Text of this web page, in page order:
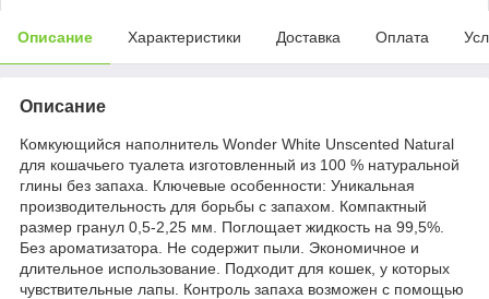
Описание Характеристики Доставка Оплата
Описание
Комкующийся наполнитель Wonder White Unscented Natural
для кошачьего туалета изготовленный из 100 % натуральной
глины без запаха. Ключевые особенности: Уникальная
производительность для борьбы с запахом. Компактный
размер гранул 0,5-2,25 мм. Поглощает жидкость на 99,5%.
Без ароматизатора. Не содержит пыли. Экономичное и
длительное использование. Подходит для кошек, у которых
чувствительные лапы. Контроль запаха возможен с помощью